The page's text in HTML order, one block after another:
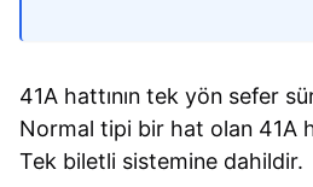
41A hattının tek yön sefer
Normal tipi bir hat olan 41A
Tek biletli sistemine dahildir.